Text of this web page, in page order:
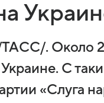
. Около 2
С
«Слуга